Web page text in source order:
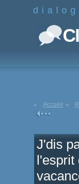
Accueil
J'dis
l'esprit